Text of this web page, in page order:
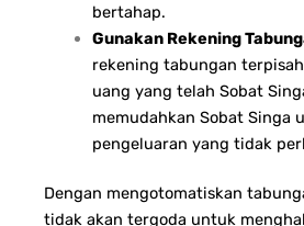
bertahap.
Gunakan Rekening
rekening tabungan
uang yang telah Sobat
memudahkan Sobat Singa
pengeluaran yang tidak
Dengan mengotomatiskan
tidak akan tergoda untuk